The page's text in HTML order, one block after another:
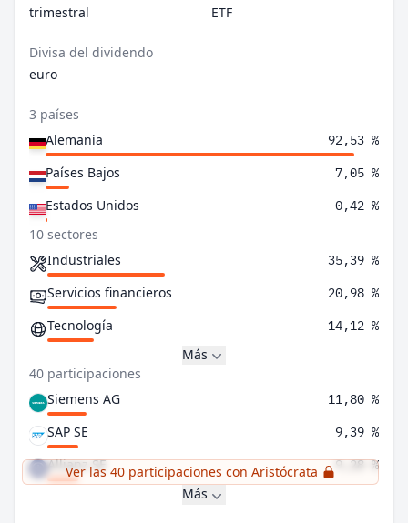
trimestral
ETF
Divisa del dividendo
euro
3 países
Alemania
92,53 %
Países Bajos 7,05 %
Estados Unidos 0,42 %
10 sectores
Industriales
35,39 %
Servicios financieros 20,98 %
Tecnología 14,12 %
Más
40 participaciones
Siemens AG
11,80 %
SAP SE 9,39 %
Allianz SE 9,28 %
Ver las 40 participaciones con Aristócrata
Más